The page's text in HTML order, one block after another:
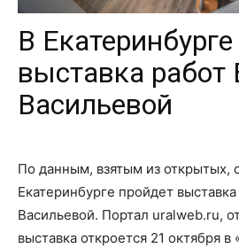
В
выставка работ
Васильевой
По данным, взятым из открытых,
Екатеринбурге пройдет
Васильевой. Портал uralweb.ru,
выставка откроется 21 октября в